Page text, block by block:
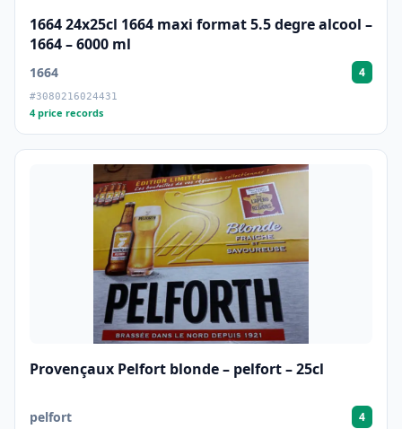
1664 24x25cl 1664 maxi format 5.5 degre alcool –
1664 – 6000 ml
1664 4
#3080216024431
4 price records
Provençaux Pelfort blonde – pelfort – 25cl
pelfort 4